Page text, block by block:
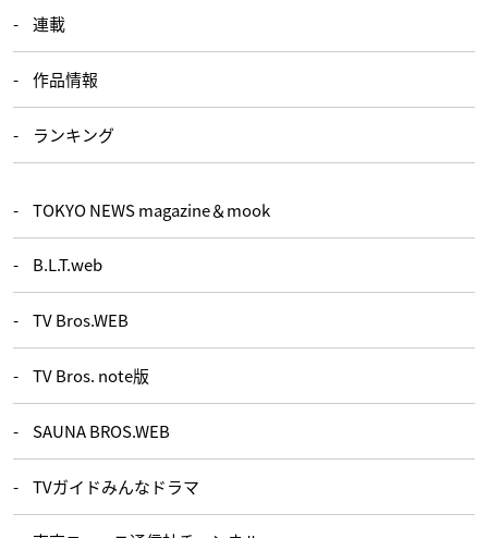
連載
作品情報
ランキング
TOKYO NEWS magazine＆mook
B.L.T.web
TV Bros.WEB
TV Bros. note版
SAUNA BROS.WEB
TVガイドみんなドラマ